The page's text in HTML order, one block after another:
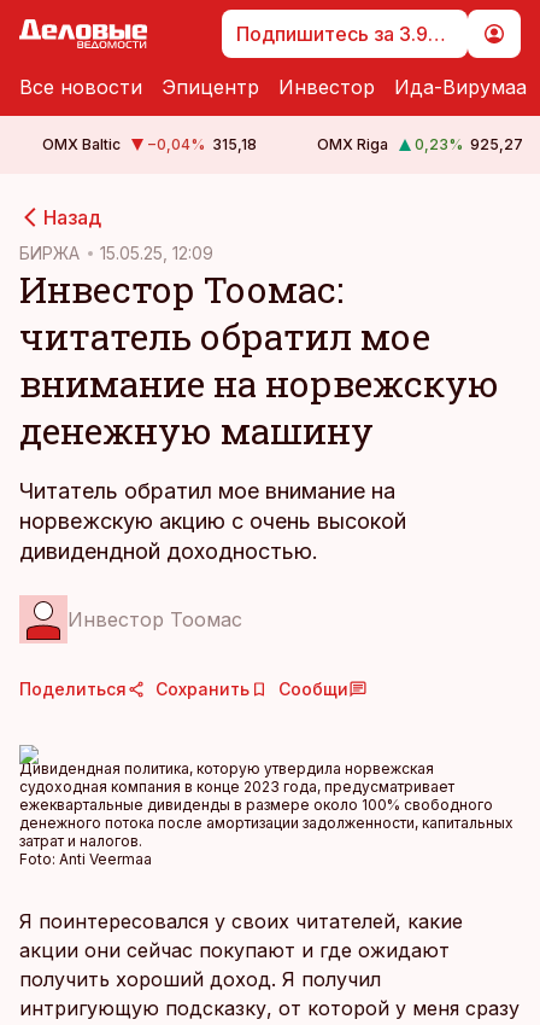
Подпишитесь за 3.99 €
Все новости Эпицентр Инвестор Ида-Вирумаа
OMX Baltic −0,04% 315,18 OMX Riga 0,23% 925,27
Назад
БИРЖА 15.05.25, 12:09
Инвестор Тоомас:
читатель обратил мое
внимание на норвежскую
денежную машину
Читатель обратил мое внимание на
норвежскую акцию с очень высокой
дивидендной доходностью.
Инвестор Тоомас
Поделиться Сохранить Сообщи
Дивидендная политика, которую утвердила норвежская
судоходная компания в конце 2023 года, предусматривает
ежеквартальные дивиденды в размере около 100% свободного
денежного потока после амортизации задолженности, капитальных
затрат и налогов.
Foto: Anti Veermaa
Я поинтересовался у своих читателей, какие
акции они сейчас покупают и где ожидают
получить хороший доход. Я получил
интригующую подсказку, от которой у меня сразу